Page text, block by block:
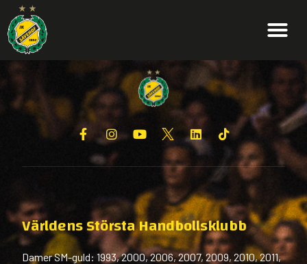
Världens Största Handbollsklubb
Damer SM-guld: 1993, 2000, 2006, 2007, 2009, 2010, 2011,